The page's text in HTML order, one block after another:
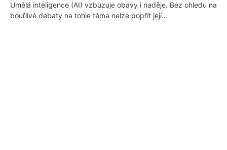
Umělá inteligence (AI) vzbuzuje obavy i naděje. Bez ohledu na
bouřlivé debaty na tohle téma nelze popřít její…